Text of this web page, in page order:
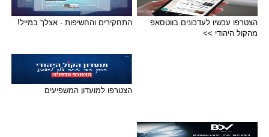
הצטרפו עכשיו לעדכונים בווטסאפ
מהקול היהודי >>
התחקירים והחשיפות - אצלך במייל!
הצטרפו למועדון המשפיעים